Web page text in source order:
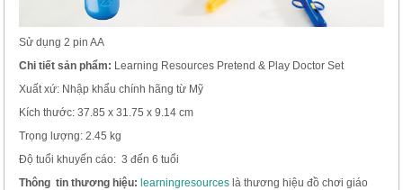
Sử dụng 2 pin AA
Chi tiết sản phẩm: Learning Resources Pretend & Play Doctor Set
Xuất xứ: Nhập khẩu chính hãng từ Mỹ
Kích thước: 37.85 x 31.75 x 9.14 cm
Trọng lượng: 2.45 kg
Độ tuổi khuyến cáo: 3 đến 6 tuổi
Thông tin thương hiệu:learningresources là thương hiệu đồ chơi giáo